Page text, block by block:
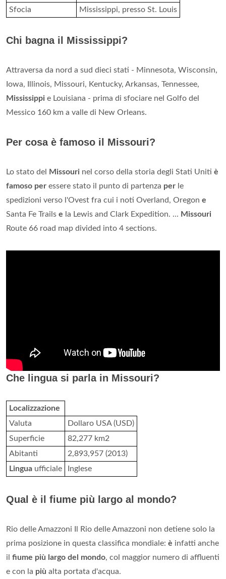
Sfocia
Mississippi, presso St. Louis
Chi bagna il Mississippi?
Attraversa da nord a sud dieci stati - Minnesota, Wisconsin,
Iowa, Illinois, Missouri, Kentucky, Arkansas, Tennessee,
Mississippi e Louisiana - prima di sfociare nel Golfo del
Messico 160 km a valle di New Orleans.
Per cosa è famoso il Missouri?
Lo stato del Missouri nel corso della storia degli Stati Uniti è
famoso per essere stato il punto di partenza per le
spedizioni verso l'Ovest fra cui i noti Overland, Oregon e
Santa Fe Trails e la Lewis and Clark Expedition. ... Missouri
Route 66 road map divided into 4 sections.
Che lingua si parla in Missouri?
Localizzazione
Valuta
Dollaro USA (USD)
Superficie
82,277 km2
Abitanti
2,893,957 (2013)
Lingua ufficiale Inglese
Qual è il fiume più largo al mondo?
Rio delle Amazzoni Il Rio delle Amazzoni non detiene solo la
prima posizione in questa classifica mondiale: è infatti anche
il fiume più largo del mondo, col maggior numero di affluenti
e con la più alta portata d'acqua.